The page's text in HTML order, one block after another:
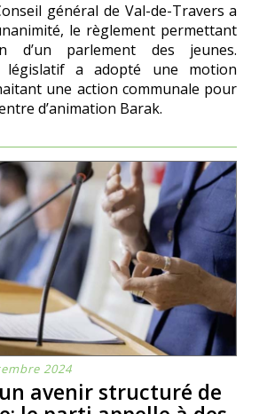
général de Val-de-Travers a
le règlement permettant
d’un parlement des jeunes.
législatif a adopté une motion
une action communale pour
d’animation Barak.
2024
un avenir structuré de